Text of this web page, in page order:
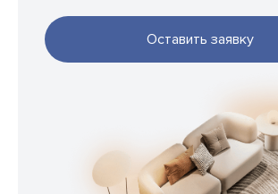
Оставить заявку